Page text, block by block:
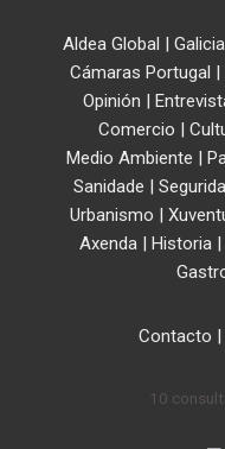
Aldea Global | Galicia
Cámaras Portugal |
Opinión |
Comercio |
Medio Ambiente |
Sanidade |
Urbanismo |
Axenda| Historia|
Contacto |
10